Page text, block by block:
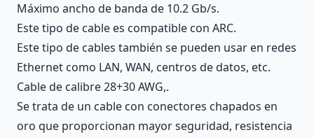
Máximo ancho de banda de 10.2 Gb/s.
Este tipo de cable es compatible con ARC.
Este tipo de cables también se pueden usar en redes
Ethernet como LAN, WAN, centros de datos, etc.
Cable de calibre 28+30 AWG,.
Se trata de un cable con conectores chapados en
oro que proporcionan mayor seguridad, resistencia